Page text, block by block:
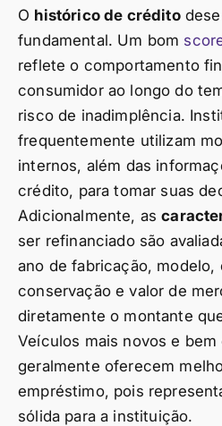
O histórico de crédito
fundamental. Um bom
reflete o comportamento
consumidor ao longo do
risco de inadimplência.
frequentemente utilizam
internos, além das
crédito, para tomar suas
Adicionalmente, as
ser refinanciado são
ano de fabricação, modelo,
conservação e valor de
diretamente o montante
Veículos mais novos e bem
geralmente oferecem
empréstimo, pois
sólida para a instituição.